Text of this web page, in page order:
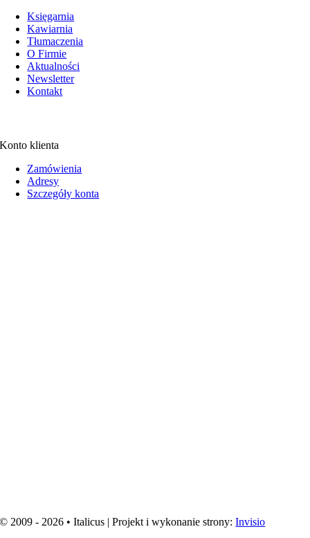
Księgarnia
Kawiarnia
Tłumaczenia
O Firmie
Aktualności
Newsletter
Kontakt
Konto klienta
Zamówienia
Adresy
Szczegóły konta
© 2009 - 2026 • Italicus | Projekt i wykonanie strony:Invisio